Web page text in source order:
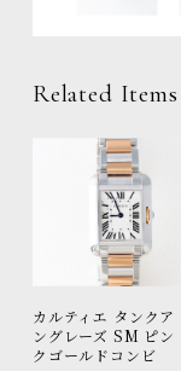
Related Items
カルティエ タンクア
ングレーズ SM ピン
クゴールドコンビ